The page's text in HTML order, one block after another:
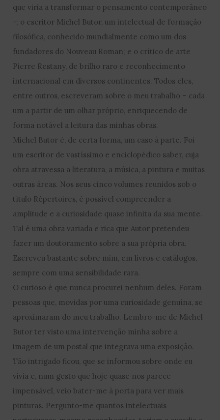
que viria a transformar o pensamento contemporâneo
-; o escritor Michel Butor, um intelectual de formação
filosófica, conhecido mundialmente como um dos
fundadores do Nouveau Roman; e o crítico de arte
Pierre Restany, de brilho raro e reconhecimento
internacional em diversos continentes. Todos eles,
entre outros, escreveram sobre o meu trabalho – cada
um a partir de um olhar próprio, enriquecendo de
forma notável a leitura das minhas obras.
Michel Butor é, de certa forma, um caso à parte. Foi
um escritor de vastíssimo e enciclopédico saber, cuja
obra atravessa a literatura, a música, a pintura e muitas
outras áreas. Nos seus cinco volumes reunidos sob o
título Répertoires, é possível compreender a
amplitude e a curiosidade quase infinita da sua mente.
Tal é uma obra variada e rica que Autor pretendeu
fazer um doutoramento sobre a sua própria obra.
Escreveu bastante sobre mim, em livros e catálogos,
sempre com uma sensibilidade rara.
O curioso é que nunca procurei nenhum deles. Foram
pessoas que, movidas por uma curiosidade genuína, se
aproximaram do meu trabalho. Lembro-me de Michel
Butor ter visto uma intervenção minha sobre a
imagem de um postal que integrava uma exposição.
Tão intrigado ficou, que se informou sobre onde eu
vivia e, num gesto que hoje quase nos parece
impensável, veio bater-me à porta para ver mais
pinturas. Pergunto-me quantos intelectuais